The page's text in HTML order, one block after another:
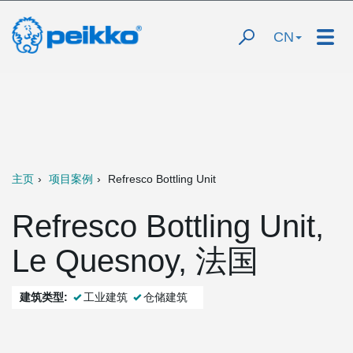
CN
主页 项目案例 Refresco Bottling Unit
Refresco Bottling Unit,
Le Quesnoy, 法国
建筑类型: 工业建筑 仓储建筑